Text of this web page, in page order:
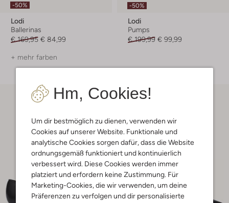
Hm, Cookies!
Um dir bestmöglich zu dienen, verwenden wir
Cookies auf unserer Website. Funktionale und
analytische Cookies sorgen dafür, dass die Website
ordnungsgemäß funktioniert und kontinuierlich
verbessert wird. Diese Cookies werden immer
platziert und erfordern keine Zustimmung. Für
Marketing-Cookies, die wir verwenden, um deine
Präferenzen zu verfolgen und dir personalisierte
-50%
Lodi
Ballerinas
€ 169,95 € 84,99
+ mehr farben
-50%
Lodi
Pumps
€ 199,99 € 99,99